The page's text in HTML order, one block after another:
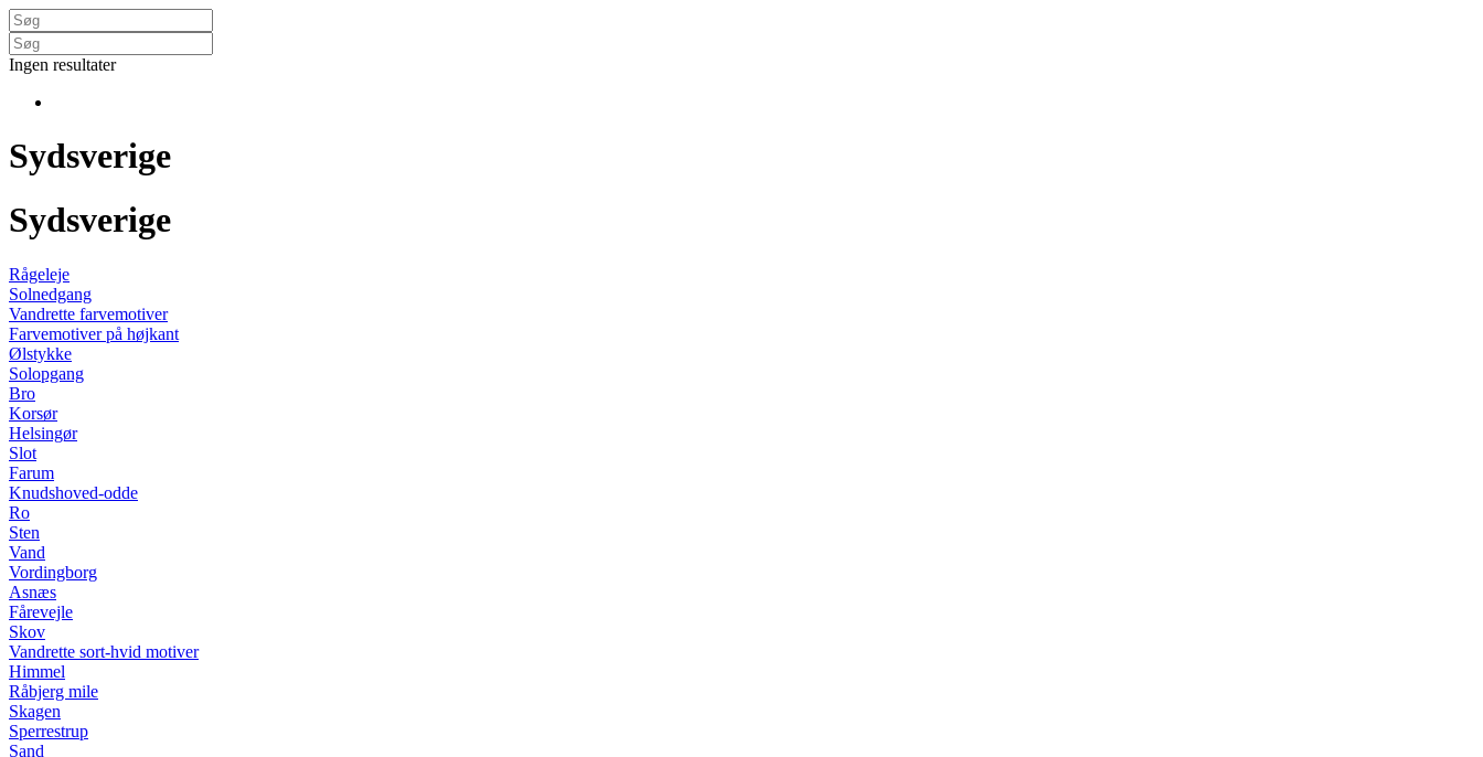
Ingen resultater
Sydsverige
Sydsverige
Rågeleje
Solnedgang
Vandrette farvemotiver
Farvemotiver på højkant
Ølstykke
Solopgang
Bro
Korsør
Helsingør
Slot
Farum
Knudshoved-odde
Ro
Sten
Vand
Vordingborg
Asnæs
Fårevejle
Skov
Vandrette sort-hvid motiver
Himmel
Råbjerg mile
Skagen
Sperrestrup
Sand